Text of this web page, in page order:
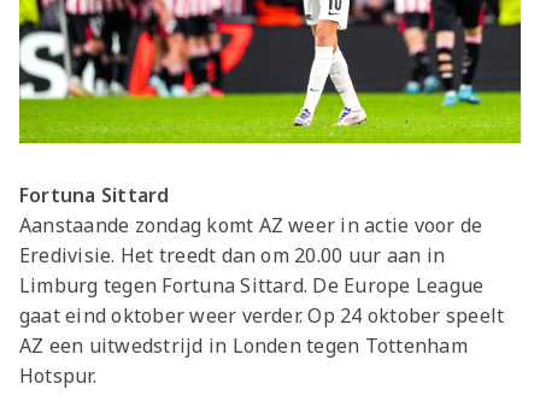
Fortuna Sittard
Aanstaande zondag komt AZ weer in actie voor de
Eredivisie. Het treedt dan om 20.00 uur aan in
Limburg tegen Fortuna Sittard. De Europe League
gaat eind oktober weer verder. Op 24 oktober speelt
AZ een uitwedstrijd in Londen tegen Tottenham
Hotspur.